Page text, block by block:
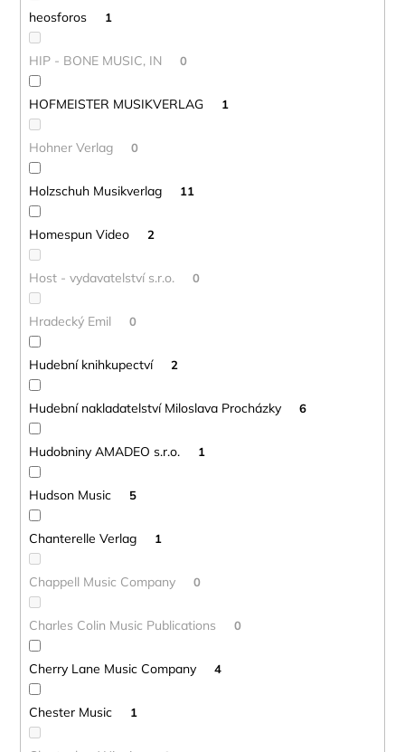
heosforos 1
HIP - BONE MUSIC, IN 0
HOFMEISTER MUSIKVERLAG 1
Hohner Verlag 0
Holzschuh Musikverlag 11
Homespun Video 2
Host - vydavatelství s.r.o. 0
Hradecký Emil 0
Hudební knihkupectví 2
Hudební nakladatelství Miloslava Procházky 6
Hudobniny AMADEO s.r.o. 1
Hudson Music 5
Chanterelle Verlag 1
Chappell Music Company 0
Charles Colin Music Publications 0
Cherry Lane Music Company 4
Chester Music 1